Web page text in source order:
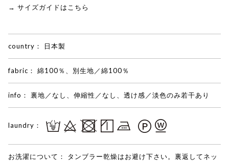
→ サイズガイドはこちら
country： 日本製
fabric： 綿100％、別生地／綿100％
info： 裏地／なし、伸縮性／なし、透け感／淡色のみ若干あり
laundry：
お洗濯について：
タンブラー乾燥はお避け下さい。裏返してネッ